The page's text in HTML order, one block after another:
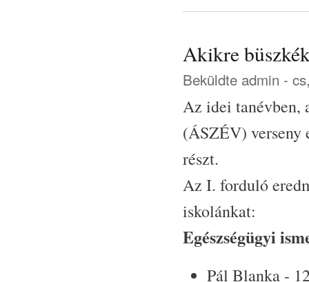
Akikre
Beküldte admin -
Az idei tanévben,
(ÁSZÉV) verseny
részt.
Az I. forduló
iskolánkat:
Egészségügyi
Pál Blanka -